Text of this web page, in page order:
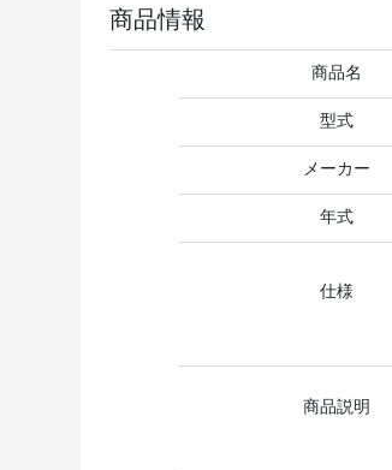
商品情報
商品名
型式
メーカー
年式
仕様
商品説明